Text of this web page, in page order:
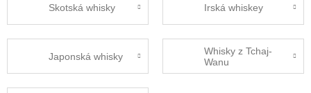
Skotská whisky Irská whiskey
Japonská whisky
Whisky z Tchaj-
Wanu